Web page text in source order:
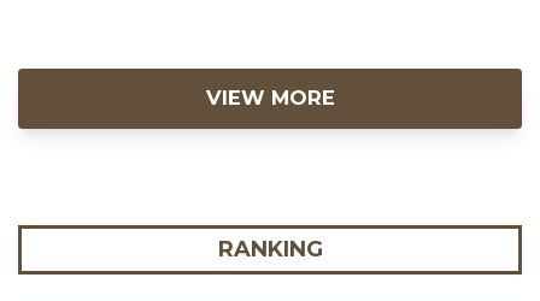
VIEW MORE
RANKING